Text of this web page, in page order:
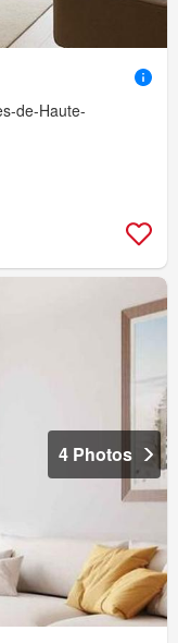
de-Haute-
4 Photos